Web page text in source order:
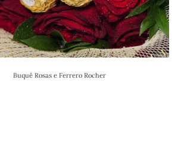
Buquê Rosas e Ferrero Rocher